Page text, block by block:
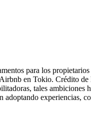
para los
en Tokio. Crédito
tales ambiciones
adoptando